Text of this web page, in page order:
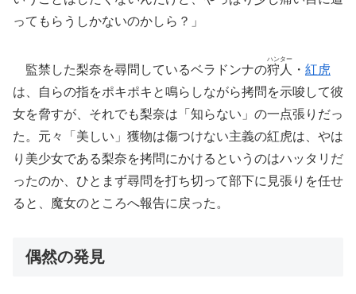
ってもらうしかないのかしら？」
監禁した梨奈を尋問しているベラドンナの狩人
ハンター
・ 紅虎
は、自らの指をポキポキと鳴らしながら拷問を示唆して彼
女を脅すが、それでも梨奈は「知らない」の一点張りだっ
た。元々「美しい」獲物は傷つけない主義の紅虎は、やは
り美少女である梨奈を拷問にかけるというのはハッタリだ
ったのか、ひとまず尋問を打ち切って部下に見張りを任せ
ると、魔女のところへ報告に戻った。
偶然の発見